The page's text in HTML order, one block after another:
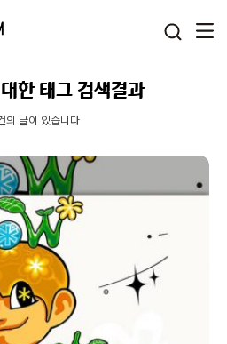
한 태그 검색결과
의 글이 있습니다